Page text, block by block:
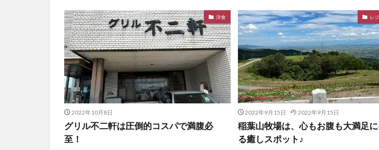
洋食
2022年10月8日
グリル不二軒は圧倒的コスパで満腹必
至！
レ
2022年9月15日 2022年9月15日
稲葉山牧場は、心もお腹も大満足
る癒しスポット♪